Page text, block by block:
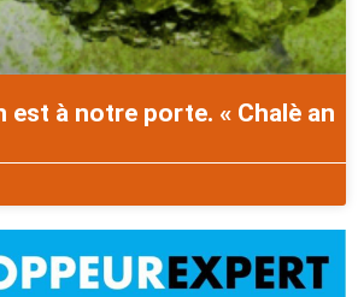
est à notre porte. « Chalè an